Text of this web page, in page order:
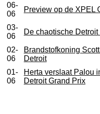
06-
06
Preview op de XPEL
03-
06
De chaotische
02-
06
Brandstofkoning
Detroit
01-
06
Herta verslaat Palou
Detroit Grand Prix